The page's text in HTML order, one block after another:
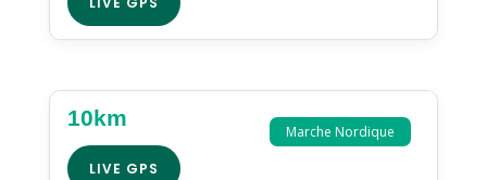
Marche Nordique
10km
LIVE GPS